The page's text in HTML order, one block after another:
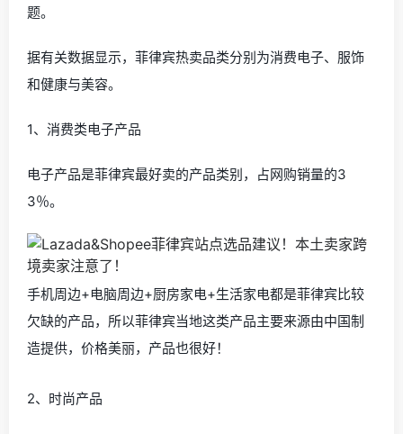
题。
据有关数据显示，菲律宾热卖品类分别为消费电子、服饰
和健康与美容。
1、消费类电子产品
电子产品是菲律宾最好卖的产品类别，占网购销量的3
3％。
手机周边+电脑周边+厨房家电+生活家电都是菲律宾比较
欠缺的产品，所以菲律宾当地这类产品主要来源由中国制
造提供，价格美丽，产品也很好！
2、时尚产品